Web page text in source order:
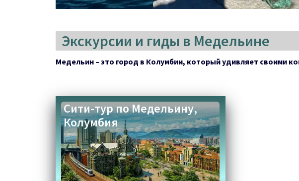
Экскурсии и гиды в Медельине
Медельин – это город в Колумбии, который удивляет своими
Сити-тур по Медельину,
Колумбия